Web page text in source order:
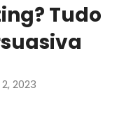
Tudo
2023